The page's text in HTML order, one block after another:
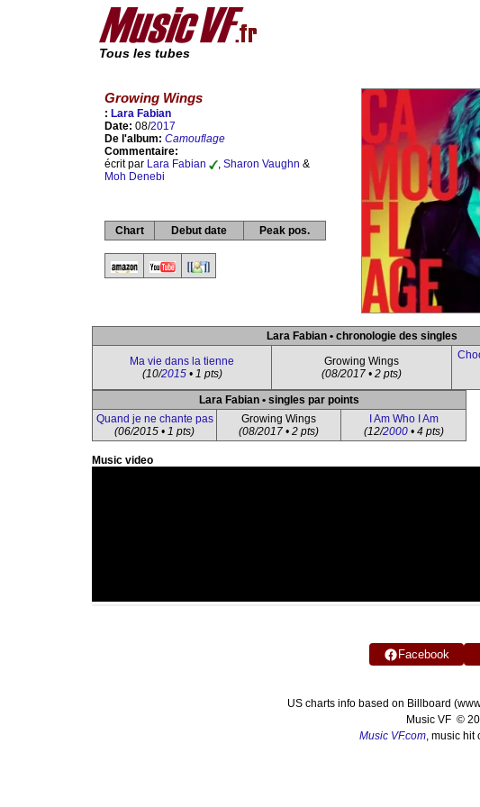
Tous les tubes
Growing Wings
: Lara Fabian
Date: 08/2017
De l'album: Camouflage
Commentaire:
écrit par Lara Fabian , Sharon Vaughn &
Moh Denebi
Chart Debut date Peak pos.
Lara Fabian • chronologie des singles
Ma vie dans la tienne
(10/2015• 1 pts)
Growing Wings
(08/2017 • 2 pts)
Lara Fabian • singles par points
Quand je ne chante pas
(06/2015 • 1 pts)
Growing Wings
(08/2017 • 2 pts)
I Am Who I Am
(12/2000• 4 pts)
Music video
Facebook
US charts info based on Billboard
Music VF ©
Music VF.com, music